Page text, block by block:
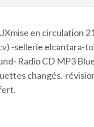
en circulation
-sellerie
Radio CD MP3
changés.-